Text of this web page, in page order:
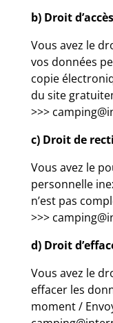
b) Droit
Vous avez le
vos données
copie
du site
>>>
c) Droit de
Vous avez le
personnelle
n’est pas
>>>
d) Droit
Vous avez le
effacer les
moment /